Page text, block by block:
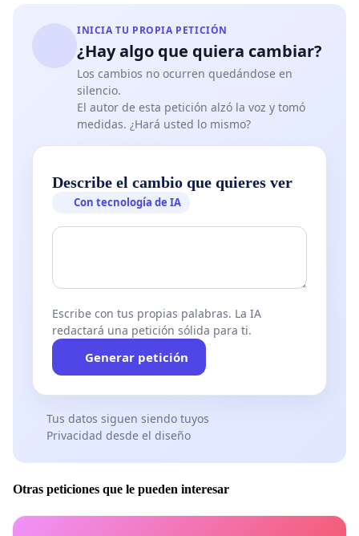
INICIA TU PROPIA PETICIÓN
¿Hay algo que quiera cambiar?
Los cambios no ocurren quedándose en
silencio.
El autor de esta petición alzó la voz y tomó
medidas. ¿Hará usted lo mismo?
Describe el cambio que quieres ver
Con tecnología de IA
Escribe con tus propias palabras. La IA
redactará una petición sólida para ti.
Generar petición
Tus datos siguen siendo tuyos
Privacidad desde el diseño
Otras peticiones que le pueden interesar